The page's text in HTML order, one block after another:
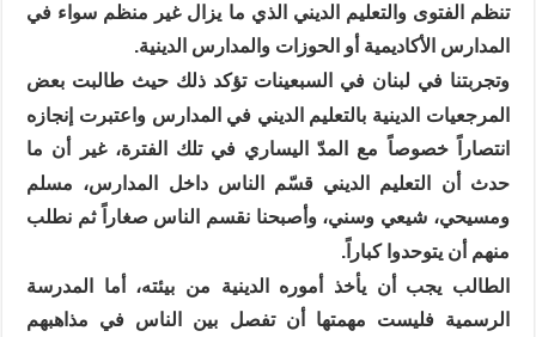
تنظم الفتوى والتعليم الديني الذي ما يزال غير منظم سواء في
المدارس الأكاديمية أو الحوزات والمدارس الدينية.
وتجربتنا في لبنان في السبعينات تؤكد ذلك حيث طالبت بعض
المرجعيات الدينية بالتعليم الديني في المدارس واعتبرت إنجازه
انتصاراً خصوصاً مع المدّ اليساري في تلك الفترة، غير أن ما
حدث أن التعليم الديني قسّم الناس داخل المدارس، مسلم
ومسيحي، شيعي وسني، وأصبحنا نقسم الناس صغاراً ثم نطلب
منهم أن يتوحدوا كباراً.
الطالب يجب أن يأخذ أموره الدينية من بيئته، أما المدرسة
الرسمية فليست مهمتها أن تفصل بين الناس في مذاهبهم